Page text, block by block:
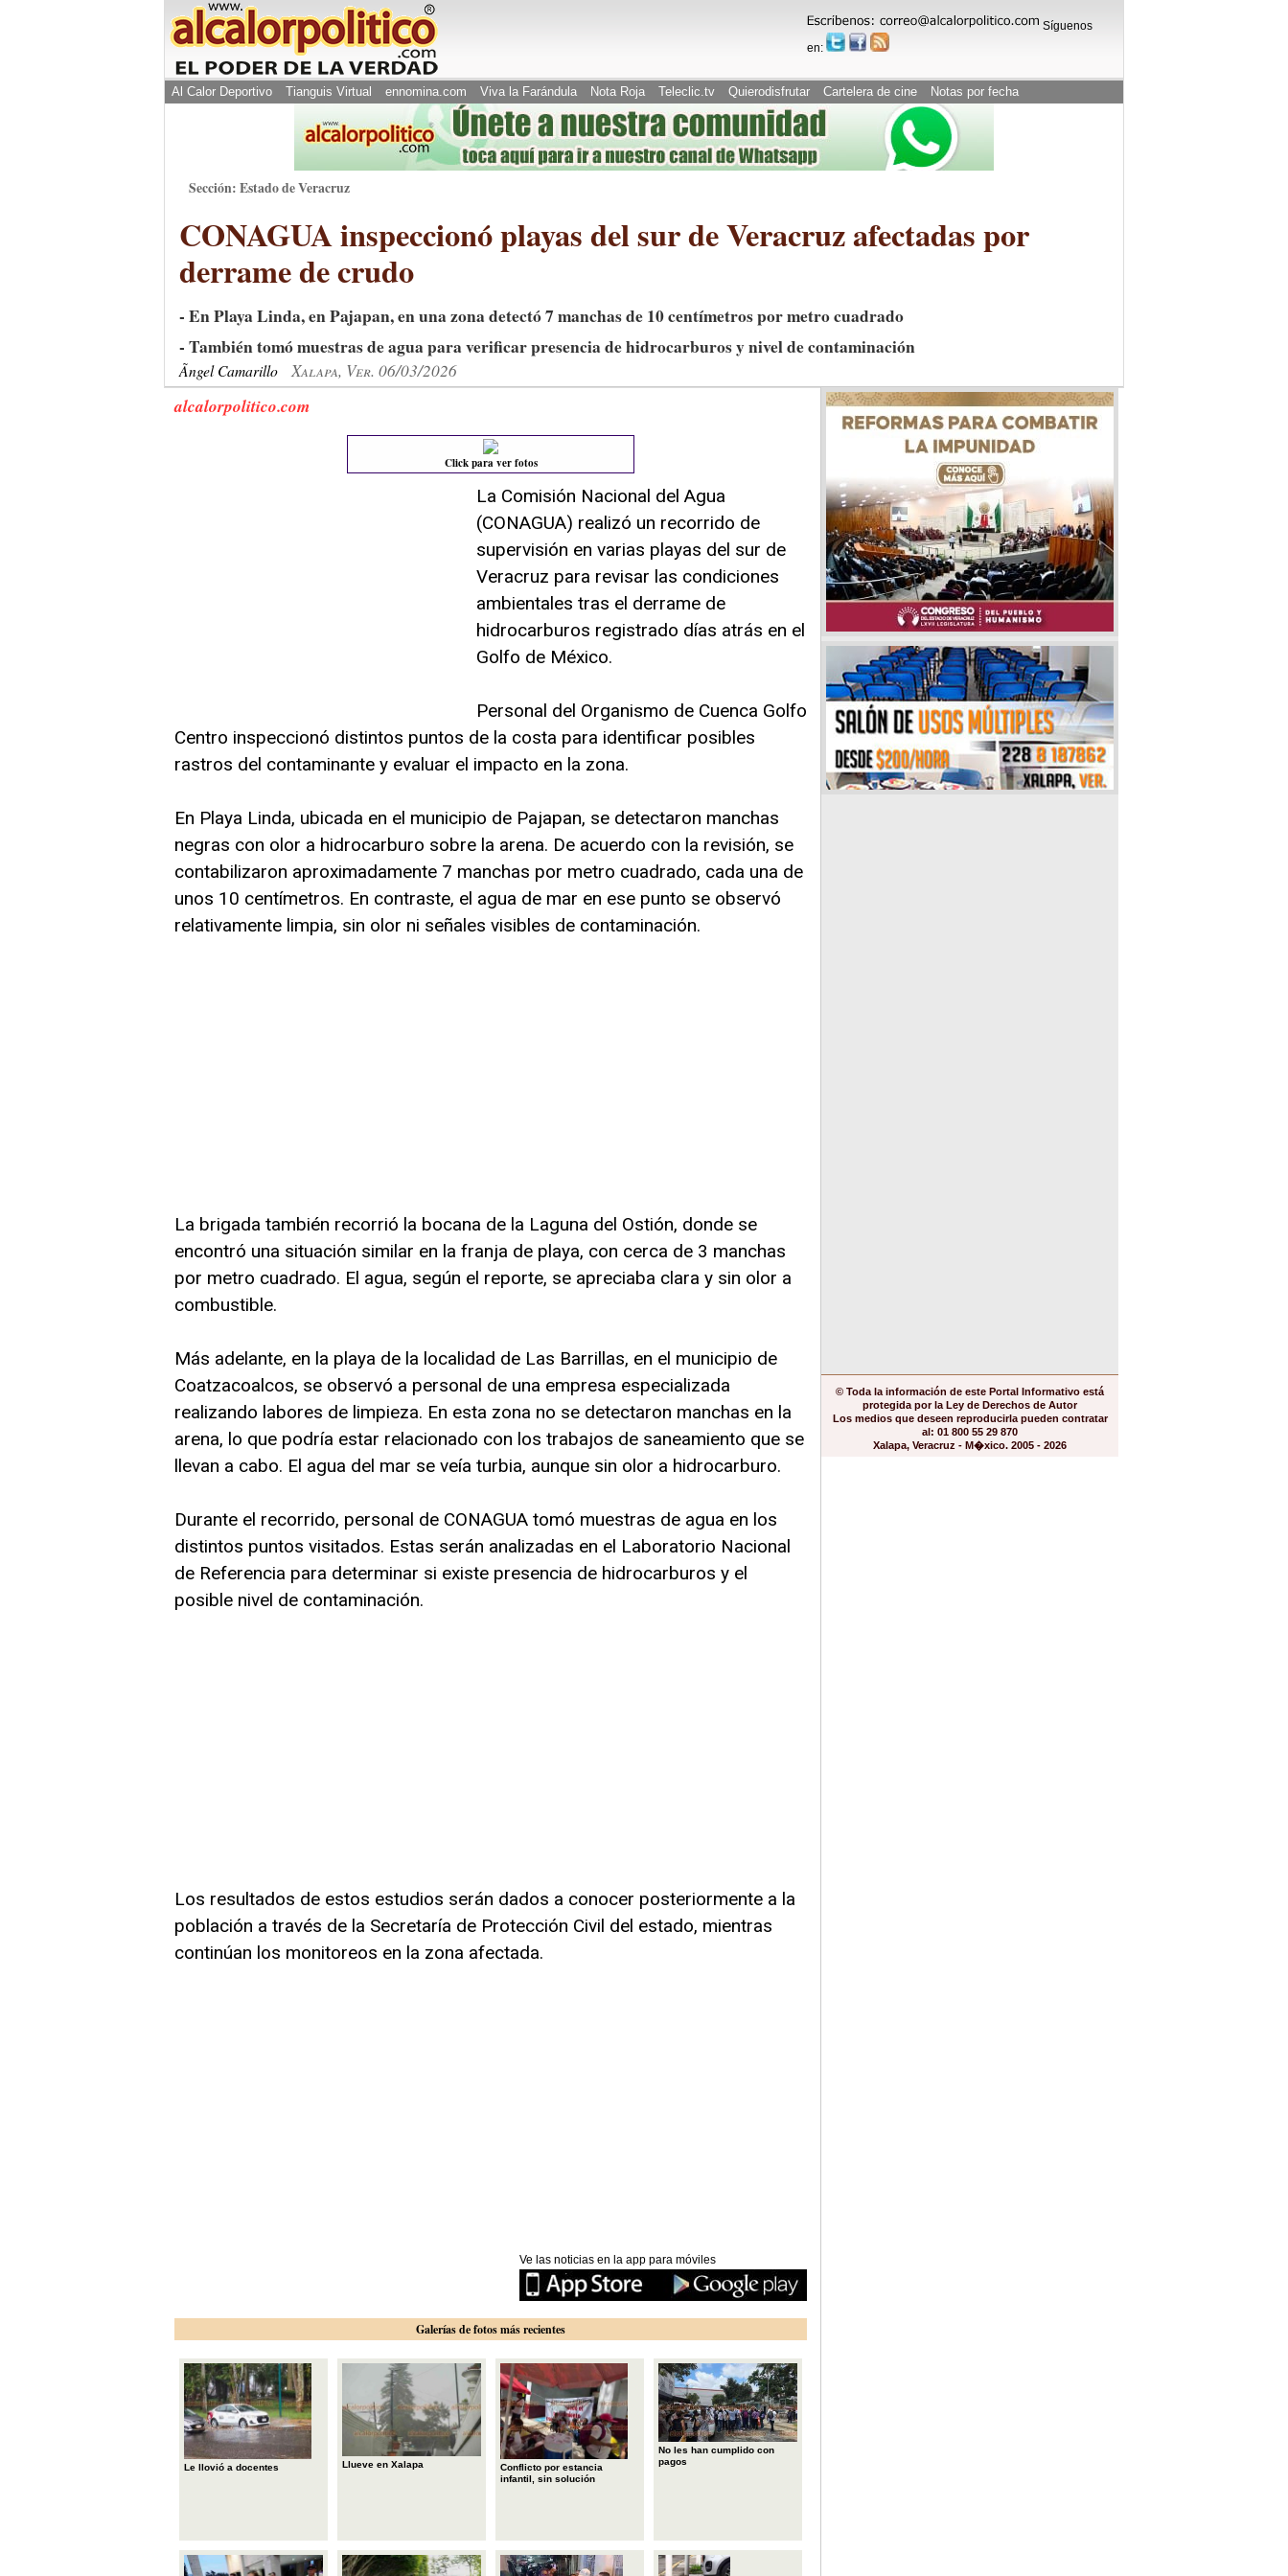
Síguenos
en:
Al Calor Deportivo Tianguis Virtual ennomina.com Viva la Farándula Nota Roja Teleclic.tv Quierodisfrutar Cartelera de cine Notas por fecha
Sección: Estado de Veracruz
CONAGUA inspeccionó playas del sur de Veracruz afectadas por
derrame de crudo
- En Playa Linda, en Pajapan, en una zona detectó 7 manchas de 10 centímetros por metro cuadrado
- También tomó muestras de agua para verificar presencia de hidrocarburos y nivel de contaminación
Ãngel Camarillo Xalapa, Ver. 06/03/2026
alcalorpolitico.com
Click para ver fotos
La Comisión Nacional del Agua
(CONAGUA) realizó un recorrido de
supervisión en varias playas del sur de
Veracruz para revisar las condiciones
ambientales tras el derrame de
hidrocarburos registrado días atrás en el
Golfo de México.
Personal del Organismo de Cuenca Golfo
Centro inspeccionó distintos puntos de la costa para identificar posibles
rastros del contaminante y evaluar el impacto en la zona.
En Playa Linda, ubicada en el municipio de Pajapan, se detectaron manchas
negras con olor a hidrocarburo sobre la arena. De acuerdo con la revisión, se
contabilizaron aproximadamente 7 manchas por metro cuadrado, cada una de
unos 10 centímetros. En contraste, el agua de mar en ese punto se observó
relativamente limpia, sin olor ni señales visibles de contaminación.
La brigada también recorrió la bocana de la Laguna del Ostión, donde se
encontró una situación similar en la franja de playa, con cerca de 3 manchas
por metro cuadrado. El agua, según el reporte, se apreciaba clara y sin olor a
combustible.
Más adelante, en la playa de la localidad de Las Barrillas, en el municipio de
Coatzacoalcos, se observó a personal de una empresa especializada
realizando labores de limpieza. En esta zona no se detectaron manchas en la
arena, lo que podría estar relacionado con los trabajos de saneamiento que se
llevan a cabo. El agua del mar se veía turbia, aunque sin olor a hidrocarburo.
Durante el recorrido, personal de CONAGUA tomó muestras de agua en los
distintos puntos visitados. Estas serán analizadas en el Laboratorio Nacional
de Referencia para determinar si existe presencia de hidrocarburos y el
posible nivel de contaminación.
Los resultados de estos estudios serán dados a conocer posteriormente a la
población a través de la Secretaría de Protección Civil del estado, mientras
continúan los monitoreos en la zona afectada.
Ve las noticias en la app para móviles
Galerías de fotos más recientes
Le llovió a docentes Llueve en Xalapa
Conflicto por estancia
infantil, sin solución
No les han cumplido con
pagos
© Toda la información de este Portal Informativo está
protegida por la Ley de Derechos de Autor
Los medios que deseen reproducirla pueden contratar
al: 01 800 55 29 870
Xalapa, Veracruz - M�xico. 2005 - 2026